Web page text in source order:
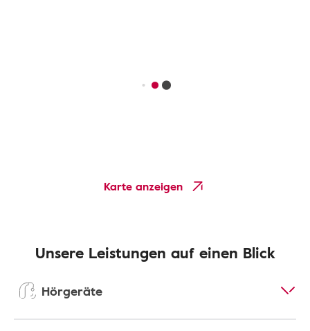
Karte anzeigen
Unsere Leistungen auf einen Blick
Hörgeräte